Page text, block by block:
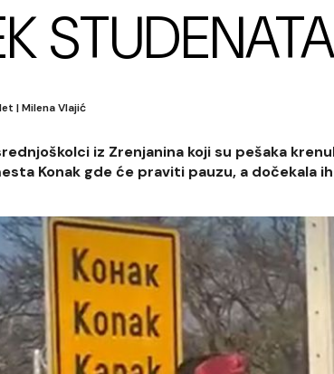
|Milena Vlajić
iz Zrenjanina koji su pešaka
Konak gde će praviti pauzu, a dočekala